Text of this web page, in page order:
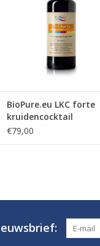
BioPure.eu LKC forte
kruidencocktail
€79,00